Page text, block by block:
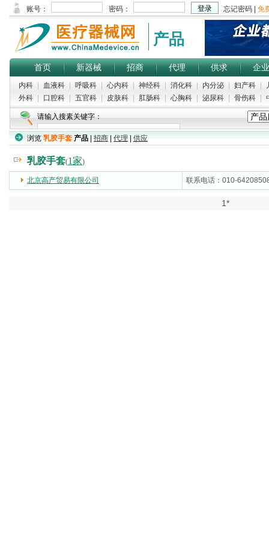
产品
首页 新器械 招商 代理 供求 企业
内科 血液科 呼吸科 心内科 神经科 消化科 内分泌 妇产科
外科
口腔科 五官科 皮肤科 肛肠科 心胸科 泌尿科 骨伤科
请输入搜素关键字：
浏览 乳胶手套 产品 招商 代理 供应
乳胶手套(1家)
北京高产贸易有限公司 联系电话：010-
1*